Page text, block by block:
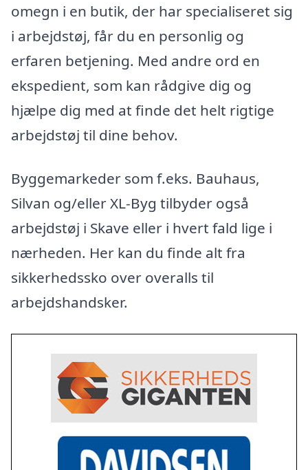
omegn i en butik, der har specialiseret sig
i arbejdstøj, får du en personlig og
erfaren betjening. Med andre ord en
ekspedient, som kan rådgive dig og
hjælpe dig med at finde det helt rigtige
arbejdstøj til dine behov.
Byggemarkeder som f.eks. Bauhaus,
Silvan og/eller XL-Byg tilbyder også
arbejdstøj i Skave eller i hvert fald lige i
nærheden. Her kan du finde alt fra
sikkerhedssko over overalls til
arbejdshandsker.